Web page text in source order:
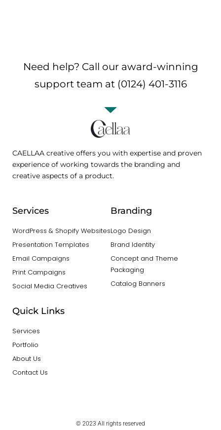
Need help? Call our award-winning
support team at (0124) 401-3116
CAELLAA creative offers you with expertise and proven
experience of working towards the branding and
creative aspects of a product.
Services
WordPress & Shopify Websites
Presentation Templates
Email Campaigns
Print Campaigns
Social Media Creatives
Branding
Logo Design
Brand Identity
Concept and Theme
Packaging
Catalog Banners
Quick Links
Services
Portfolio
About Us
Contact Us
© 2023 All rights reserved